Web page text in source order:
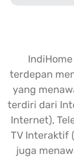
terdepan
yang
terdiri dari
Internet),
TV Interaktif
juga